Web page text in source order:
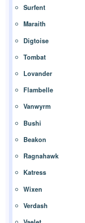
Surfent
Maraith
Digtoise
Tombat
Lovander
Flambelle
Vanwyrm
Bushi
Beakon
Ragnahawk
Katress
Wixen
Verdash